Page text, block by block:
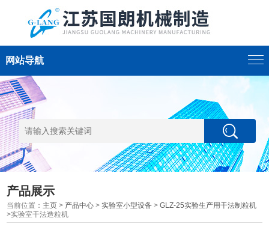
网站导航
产品展示
当前位置： 主页 > 产品中心 >实验室小型设备 >GLZ-25实验生产用干法制粒机
>实验室干法造粒机